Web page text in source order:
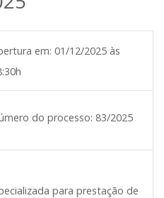
em: 01/12/2025 às
do processo: 83/2025
para prestação de